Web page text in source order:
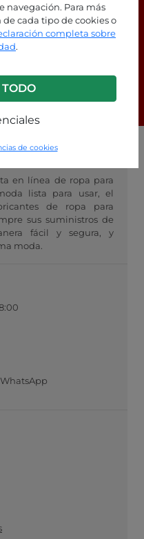
navegación. Para más
cada tipo de cookies o
completa sobre
.
de cookies
respuestas?
página de
en línea de ropa para
lista para usar, el
de ropa para
sus suministros de
fácil y segura, y
moda.